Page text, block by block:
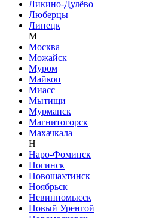
Ликино-Дулёво
Люберцы
Липецк
М
Москва
Можайск
Муром
Майкоп
Миасс
Мытищи
Мурманск
Магнитогорск
Махачкала
Н
Наро-Фоминск
Ногинск
Новошахтинск
Ноябрьск
Невинномысск
Новый Уренгой